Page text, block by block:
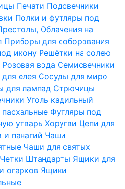
Печати Подсвечники
Полки и футляры под
Облачения на
Приборы для соборования
икону Решётки на солею
Розовая вода Семисвечники
елея Сосуды для миро
для лампад Стрючицы
Уголь кадильный
Футляры под
утварь Хоругви Цепи для
и панагий Чаши
Чаши для святых
Четки Штандарты Ящики для
огарков Ящики